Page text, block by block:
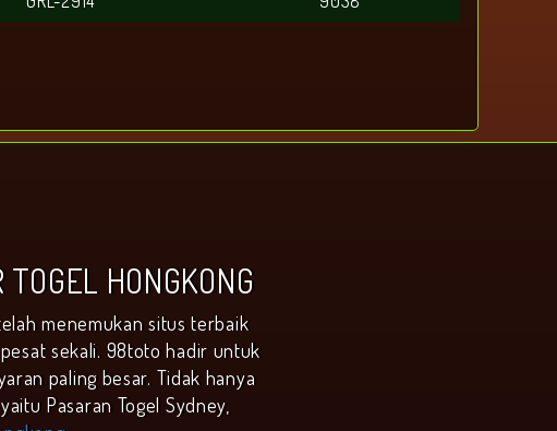
HONGKONG
menemukan situs terbaik
sekali. 98toto hadir untuk
paling besar. Tidak hanya
Pasaran Togel Sydney,